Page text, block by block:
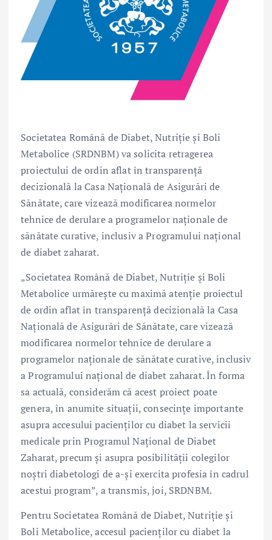
Societatea Română de Diabet, Nutriție și Boli
Metabolice (SRDNBM) va solicita retragerea
proiectului de ordin aflat în transparență
decizională la Casa Națională de Asigurări de
Sănătate, care vizează modificarea normelor
tehnice de derulare a programelor naționale de
sănătate curative, inclusiv a Programului național
de diabet zaharat.
„Societatea Română de Diabet, Nutriție și Boli
Metabolice urmărește cu maximă atenție proiectul
de ordin aflat în transparență decizională la Casa
Națională de Asigurări de Sănătate, care vizează
modificarea normelor tehnice de derulare a
programelor naționale de sănătate curative, inclusiv
a Programului național de diabet zaharat. În forma
sa actuală, considerăm că acest proiect poate
genera, în anumite situații, consecințe importante
asupra accesului pacienților cu diabet la servicii
medicale prin Programul Național de Diabet
Zaharat, precum și asupra posibilității colegilor
noștri diabetologi de a-și exercita profesia în cadrul
acestui program”, a transmis, joi, SRDNBM.
Pentru Societatea Română de Diabet, Nutriție și
Boli Metabolice, accesul pacienților cu diabet la